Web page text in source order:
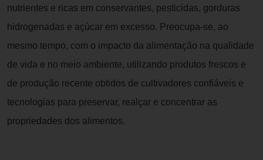
nutrientes e ricas em conservantes, pesticidas, gorduras
hidrogenadas e açúcar em excesso. Preocupa-se, ao
mesmo tempo, com o impacto da alimentação na qualidade
de vida e no meio ambiente, utilizando produtos frescos e
de produção recente obtidos de cultivadores confiáveis e
tecnologias para preservar, realçar e concentrar as
propriedades dos alimentos.